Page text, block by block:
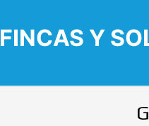
FINCAS Y